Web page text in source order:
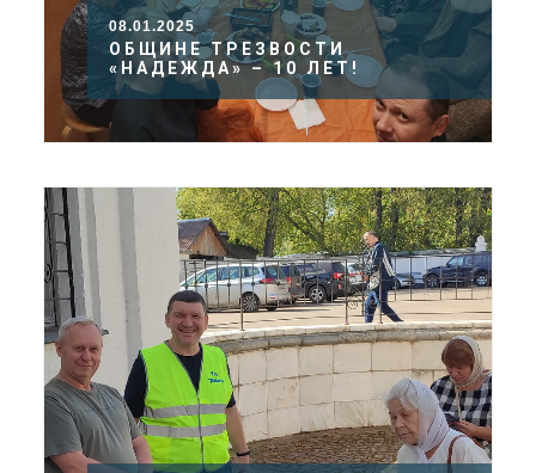
08.01.2025
ОБЩИНЕ ТРЕЗВОСТИ
«НАДЕЖДА» – 10 ЛЕТ!